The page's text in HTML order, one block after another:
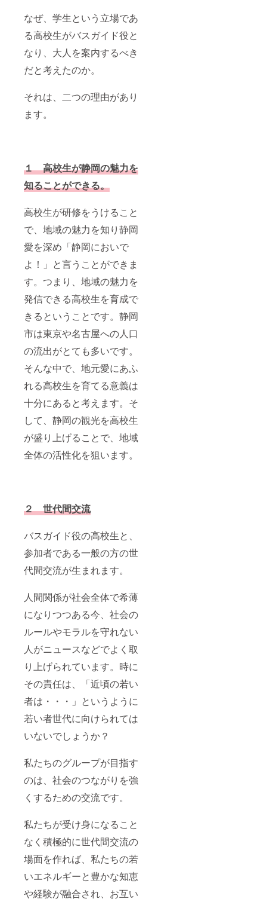
なぜ、学生という立場であ
る高校生がバスガイド役と
なり、大人を案内するべき
だと考えたのか。
それは、二つの理由があり
ます。
１ 高校生が静岡の魅力を
知ることができる。
高校生が研修をうけること
で、地域の魅力を知り静岡
愛を深め「静岡においで
よ！」と言うことができま
す。つまり、地域の魅力を
発信できる高校生を育成で
きるということです。静岡
市は東京や名古屋への人口
の流出がとても多いです。
そんな中で、地元愛にあふ
れる高校生を育てる意義は
十分にあると考えます。そ
して、静岡の観光を高校生
が盛り上げることで、地域
全体の活性化を狙います。
２ 世代間交流
バスガイド役の高校生と、
参加者である一般の方の世
代間交流が生まれます。
人間関係が社会全体で希薄
になりつつある今、社会の
ルールやモラルを守れない
人がニュースなどでよく取
り上げられています。時に
その責任は、「近頃の若い
者は・・・」というように
若い者世代に向けられては
いないでしょうか？
私たちのグループが目指す
のは、社会のつながりを強
くするための交流です。
私たちが受け身になること
なく積極的に世代間交流の
場面を作れば、私たちの若
いエネルギーと豊かな知恵
や経験が融合され、お互い